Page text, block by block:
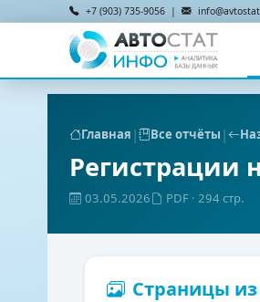
+7 (903) 735-9056 |
Главная | Все отчёты |
Регистрации
03.05.2026 PDF · 294 стр.
Страницы из